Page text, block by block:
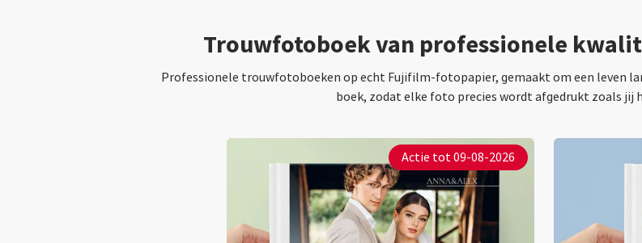
Trouwfotoboek van professionele
Professionele trouwfotoboeken op echt Fujifilm-fotopapier, gemaakt om een leven
boek, zodat elke foto precies wordt afgedrukt zoals jij
Actie tot 09-08-2026